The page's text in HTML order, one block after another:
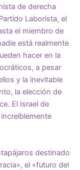
de derecha
Laborista, el
el miembro de
está realmente
hacer en la
a pesar
y la inevitable
la elección de
El Israel de
destinado
el «futuro del